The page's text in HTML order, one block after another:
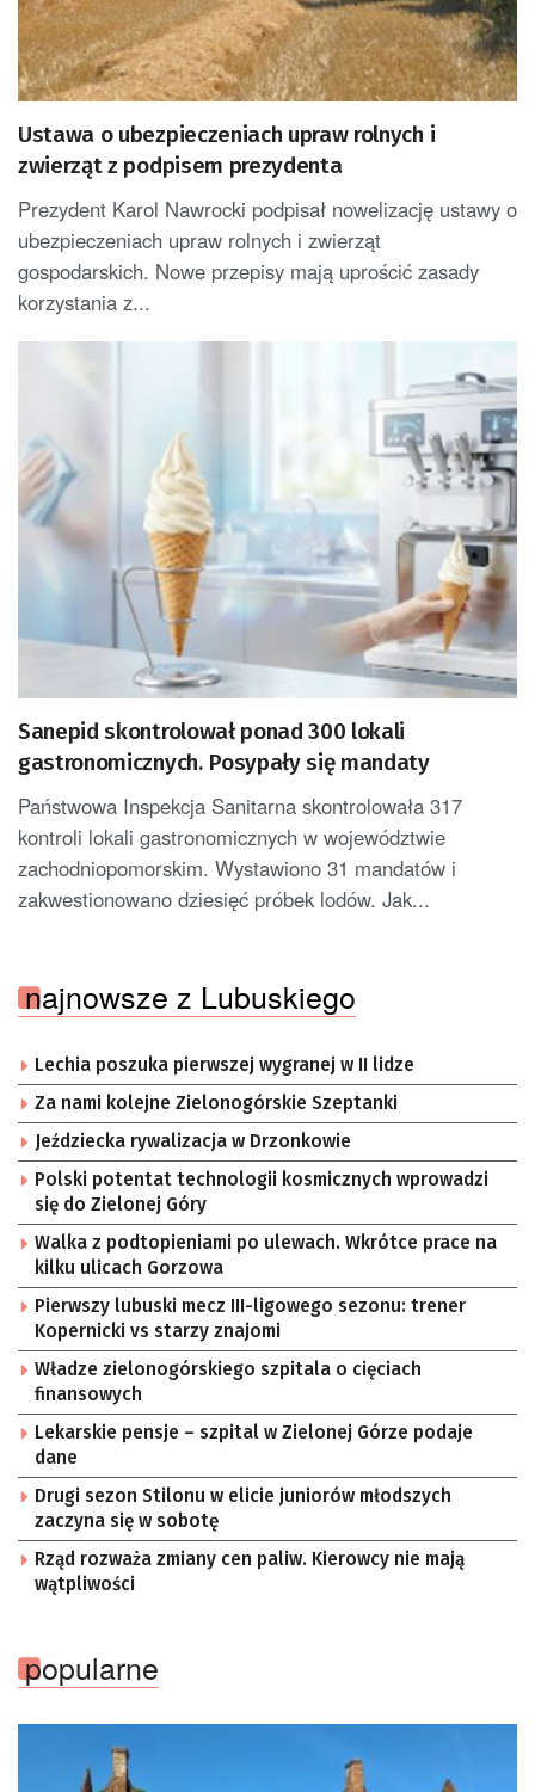
Ustawa o ubezpieczeniach upraw rolnych i
zwierząt z podpisem prezydenta
Prezydent Karol Nawrocki podpisał nowelizację ustawy o
ubezpieczeniach upraw rolnych i zwierząt
gospodarskich. Nowe przepisy mają uprościć zasady
korzystania z...
Sanepid skontrolował ponad 300 lokali
gastronomicznych. Posypały się mandaty
Państwowa Inspekcja Sanitarna skontrolowała 317
kontroli lokali gastronomicznych w województwie
zachodniopomorskim. Wystawiono 31 mandatów i
zakwestionowano dziesięć próbek lodów. Jak...
najnowsze z Lubuskiego
Lechia poszuka pierwszej wygranej w II lidze
Za nami kolejne Zielonogórskie Szeptanki
Jeździecka rywalizacja w Drzonkowie
Polski potentat technologii kosmicznych wprowadzi
się do Zielonej Góry
Walka z podtopieniami po ulewach. Wkrótce prace na
kilku ulicach Gorzowa
Pierwszy lubuski mecz III-ligowego sezonu: trener
Kopernicki vs starzy znajomi
Władze zielonogórskiego szpitala o cięciach
finansowych
Lekarskie pensje – szpital w Zielonej Górze podaje
dane
Drugi sezon Stilonu w elicie juniorów młodszych
zaczyna się w sobotę
Rząd rozważa zmiany cen paliw. Kierowcy nie mają
wątpliwości
popularne